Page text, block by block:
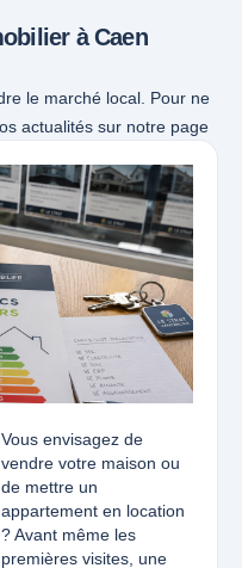
à Caen
le marché local. Pour ne
actualités sur notre page
Vous envisagez de
vendre votre maison ou
de mettre un
appartement en location
? Avant même les
premières visites, une